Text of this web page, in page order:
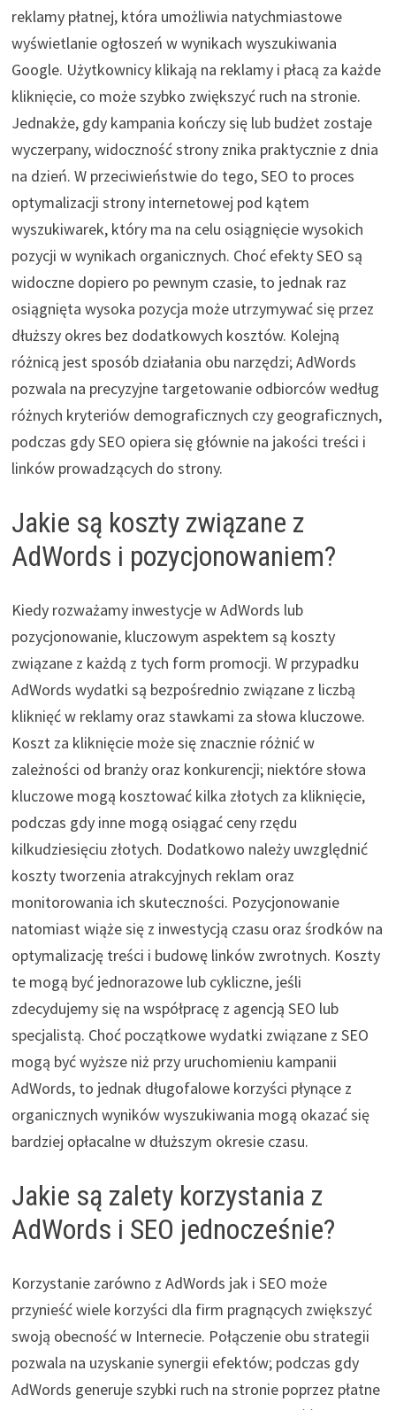
reklamy płatnej, która umożliwia natychmiastowe
wyświetlanie ogłoszeń w wynikach wyszukiwania
Google. Użytkownicy klikają na reklamy i płacą za każde
kliknięcie, co może szybko zwiększyć ruch na stronie.
Jednakże, gdy kampania kończy się lub budżet zostaje
wyczerpany, widoczność strony znika praktycznie z dnia
na dzień. W przeciwieństwie do tego, SEO to proces
optymalizacji strony internetowej pod kątem
wyszukiwarek, który ma na celu osiągnięcie wysokich
pozycji w wynikach organicznych. Choć efekty SEO są
widoczne dopiero po pewnym czasie, to jednak raz
osiągnięta wysoka pozycja może utrzymywać się przez
dłuższy okres bez dodatkowych kosztów. Kolejną
różnicą jest sposób działania obu narzędzi; AdWords
pozwala na precyzyjne targetowanie odbiorców według
różnych kryteriów demograficznych czy geograficznych,
podczas gdy SEO opiera się głównie na jakości treści i
linków prowadzących do strony.
Jakie są koszty związane z
AdWords i pozycjonowaniem?
Kiedy rozważamy inwestycje w AdWords lub
pozycjonowanie, kluczowym aspektem są koszty
związane z każdą z tych form promocji. W przypadku
AdWords wydatki są bezpośrednio związane z liczbą
kliknięć w reklamy oraz stawkami za słowa kluczowe.
Koszt za kliknięcie może się znacznie różnić w
zależności od branży oraz konkurencji; niektóre słowa
kluczowe mogą kosztować kilka złotych za kliknięcie,
podczas gdy inne mogą osiągać ceny rzędu
kilkudziesięciu złotych. Dodatkowo należy uwzględnić
koszty tworzenia atrakcyjnych reklam oraz
monitorowania ich skuteczności. Pozycjonowanie
natomiast wiąże się z inwestycją czasu oraz środków na
optymalizację treści i budowę linków zwrotnych. Koszty
te mogą być jednorazowe lub cykliczne, jeśli
zdecydujemy się na współpracę z agencją SEO lub
specjalistą. Choć początkowe wydatki związane z SEO
mogą być wyższe niż przy uruchomieniu kampanii
AdWords, to jednak długofalowe korzyści płynące z
organicznych wyników wyszukiwania mogą okazać się
bardziej opłacalne w dłuższym okresie czasu.
Jakie są zalety korzystania z
AdWords i SEO jednocześnie?
Korzystanie zarówno z AdWords jak i SEO może
przynieść wiele korzyści dla firm pragnących zwiększyć
swoją obecność w Internecie. Połączenie obu strategii
pozwala na uzyskanie synergii efektów; podczas gdy
AdWords generuje szybki ruch na stronie poprzez płatne